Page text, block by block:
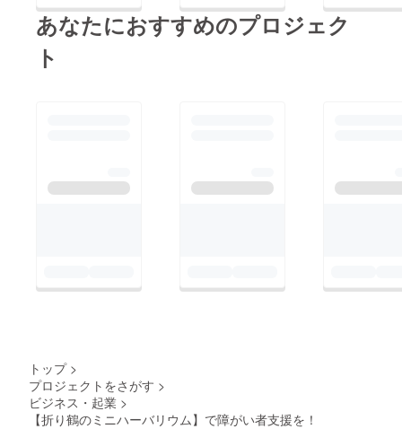
ですが、いわゆる税金
からなる福祉団体では
きないのです。 皆様
あなたにおすすめのプロジェク
ト
トップ >
プロジェクトをさがす >
ビジネス・起業 >
【折り鶴のミニハーバリウム】で障がい者支援を！